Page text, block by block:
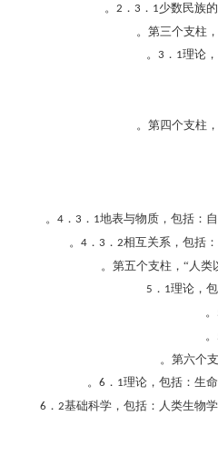
2 ． 3 ． 1少数民族
第三个支柱
3 ． 1理论
第四个支柱
4 ． 3 ． 1地表与物质，包括：自
4 ． 3 ． 2相互关系，包括：
第五个支柱，“人类
5 ． 1理论，
第六个
6 ． 1理论，包括：生命
6 ． 2基础科学，包括：人类生物